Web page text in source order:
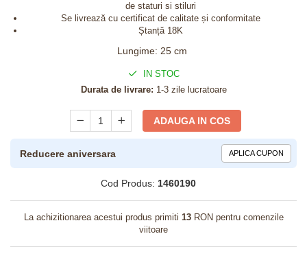
de staturi si stiluri
Se livrează cu certificat de calitate și conformitate
Ștanță 18K
Lungime: 25 cm
IN STOC
Durata de livrare: 1-3 zile lucratoare
ADAUGA IN COS
Reducere aniversara APLICA CUPON
Cod Produs: 1460190
La achizitionarea acestui produs primiti 13RON pentru comenzile
viitoare